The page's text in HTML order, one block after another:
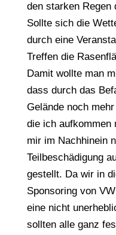
den starken Regen
Sollte sich die
durch eine
Treffen die
Damit wollte man
dass durch das
Gelände noch
die ich aufkommen
mir im Nachhinein
Teilbeschädigung
gestellt. Da wir in
Sponsoring von
eine nicht
sollten alle ganz